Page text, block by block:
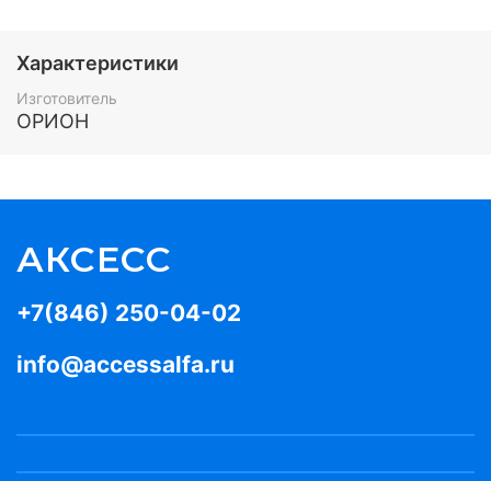
Предназначен для считывания кода
идентификационных карточек и сопряжения с
системами, имеющими входной формат данных
Характеристики
Изготовитель
ОРИОН
+7(846) 250-04-02
info@accessalfa.ru
АКСЕСС